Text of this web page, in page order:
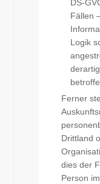
DS-
Fällen
Logik
Ferner
Drittland
dies der
Person